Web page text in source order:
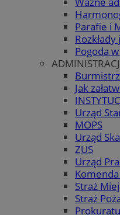
Parafie i
Pogoda
Jak
Urząd
MOPS
Urząd
ZUS
Urząd
Straż
Straż